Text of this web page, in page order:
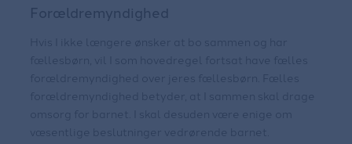
Forældremyndighed
Hvis I ikke længere ønsker at bo sammen og har
fællesbørn, vil I som hovedregel fortsat have fælles
forældremyndighed over jeres fællesbørn. Fælles
forældremyndighed betyder, at I sammen skal drage
omsorg for barnet. I skal desuden være enige om
væsentlige beslutninger vedrørende barnet.